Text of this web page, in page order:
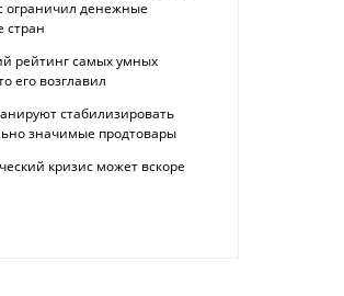
ограничил денежные
стран
рейтинг самых умных
его возглавил
стабилизировать
значимые продтовары
кризис может вскоре